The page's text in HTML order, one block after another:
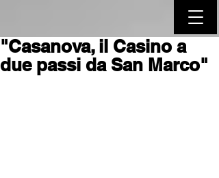
"Casanova, il Casino a
due passi da San Marco"